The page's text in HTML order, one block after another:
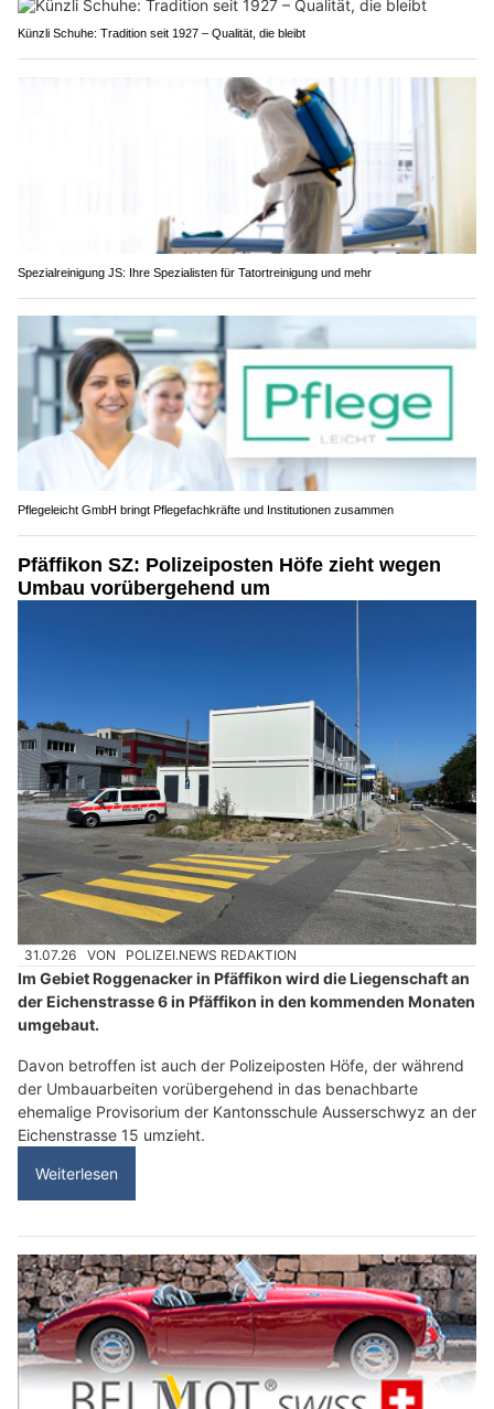
Künzli Schuhe: Tradition seit 1927 – Qualität, die bleibt
Spezialreinigung JS: Ihre Spezialisten für Tatortreinigung und mehr
Pflegeleicht GmbH bringt Pflegefachkräfte und Institutionen zusammen
Pfäffikon SZ: Polizeiposten Höfe zieht wegen
Umbau vorübergehend um
31.07.26 VON POLIZEI.NEWS REDAKTION
Im Gebiet Roggenacker in Pfäffikon wird die Liegenschaft an
der Eichenstrasse 6 in Pfäffikon in den kommenden Monaten
umgebaut.
Davon betroffen ist auch der Polizeiposten Höfe, der während
der Umbauarbeiten vorübergehend in das benachbarte
ehemalige Provisorium der Kantonsschule Ausserschwyz an der
Eichenstrasse 15 umzieht.
Weiterlesen